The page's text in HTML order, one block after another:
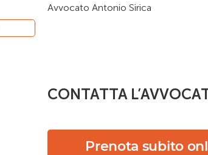
Avvocato Antonio Sirica
CONTATTA
Prenota subito